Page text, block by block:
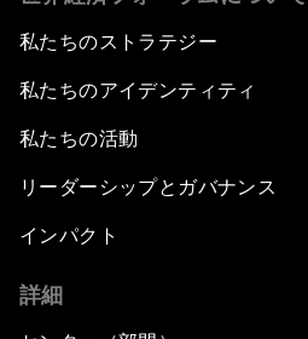
私たちのストラテジー
私たちのアイデンティティ
私たちの活動
リーダーシップとガバナンス
インパクト
詳細